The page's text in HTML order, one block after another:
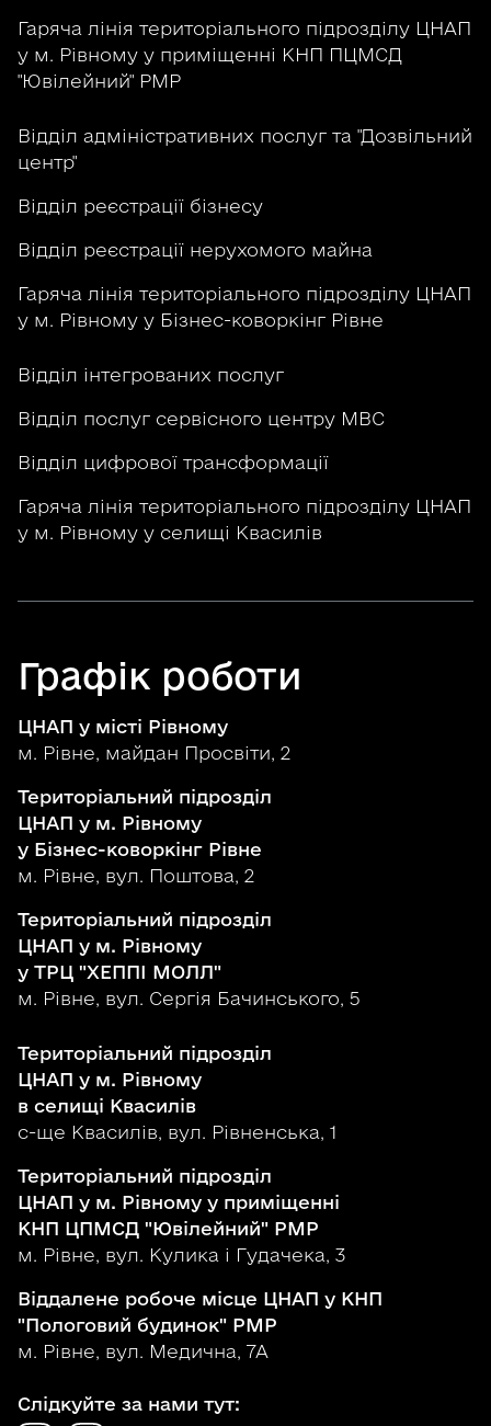
Гаряча лінія територіального підрозділу ЦНАП
у м. Рівному у приміщенні КНП ПЦМСД
"Ювілейний" РМР
Відділ адміністративних послуг та "Дозвільний
центр"
Відділ реєстрації бізнесу
Відділ реєстрації нерухомого майна
Гаряча лінія територіального підрозділу ЦНАП
у м. Рівному у Бізнес-коворкінг Рівне
Відділ інтегрованих послуг
Відділ послуг сервісного центру МВС
Відділ цифрової трансформації
Гаряча лінія територіального підрозділу ЦНАП
у м. Рівному у селищі Квасилів
Графік роботи
ЦНАП у місті Рівному
м. Рівне, майдан Просвіти, 2
Територіальний підрозділ
ЦНАП у м. Рівному
у Бізнес-коворкінг Рівне
м. Рівне, вул. Поштова, 2
Територіальний підрозділ
ЦНАП у м. Рівному
у ТРЦ "ХЕППІ МОЛЛ"
м. Рівне, вул. Сергія Бачинського, 5
Територіальний підрозділ
ЦНАП у м. Рівному
в селищі Квасилів
с-ще Квасилів, вул. Рівненська, 1
Територіальний підрозділ
ЦНАП у м. Рівному у приміщенні
КНП ЦПМСД "Ювілейний" РМР
м. Рівне, вул. Кулика і Гудачека, 3
Віддалене робоче місце ЦНАП у КНП
"Пологовий будинок" РМР
м. Рівне, вул. Медична, 7А
Слідкуйте за нами тут: